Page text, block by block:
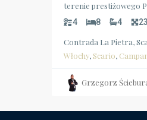
terenie prestiżowego
4 8 4
Contrada La Pietra,
Włochy, Scario,
Grzegorz